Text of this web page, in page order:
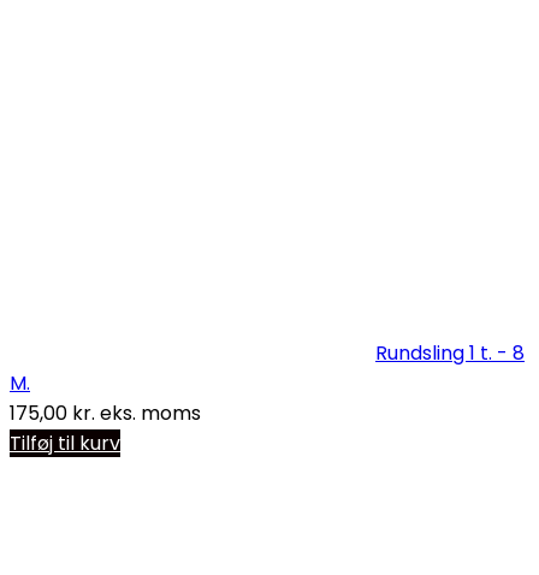
Rundsling 1 t. - 8
M.
175,00 kr. eks. moms
Tilføj til kurv